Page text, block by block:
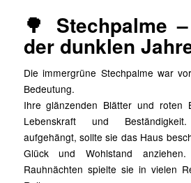
🌳 Stechpalme
der dunklen
Die immergrüne Stechpalme war
Bedeutung.
Ihre glänzenden Blätter und roten
Lebenskraft und
aufgehängt, sollte sie das Haus
Glück und Wohlstand
Rauhnächten spielte sie in vielen